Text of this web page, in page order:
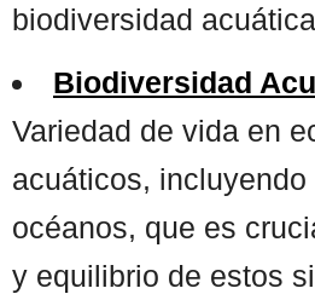
biodiversidad
Biodiversidad
Variedad de vida en
acuáticos,
océanos, que es
y equilibrio de estos